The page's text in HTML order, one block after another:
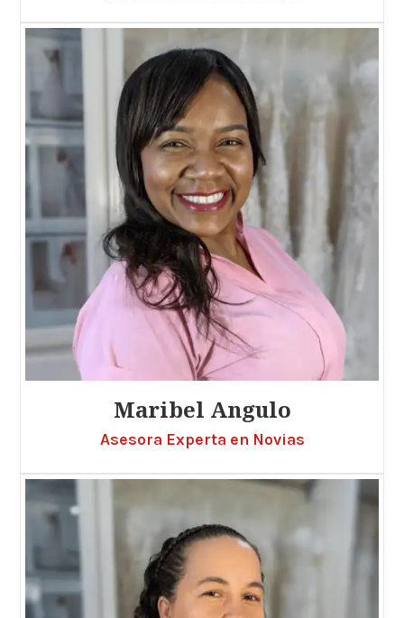
Maribel Angulo
Asesora Experta en Novias